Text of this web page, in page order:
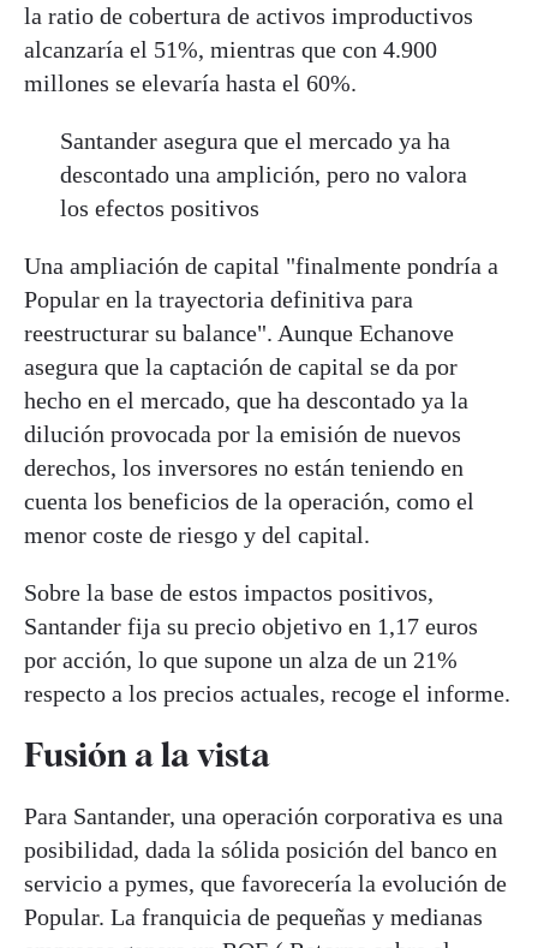
la ratio de cobertura de activos improductivos
alcanzaría el 51%, mientras que con 4.900
millones se elevaría hasta el 60%.
Santander asegura que el mercado ya ha
descontado una amplición, pero no valora
los efectos positivos
Una ampliación de capital "finalmente pondría a
Popular en la trayectoria definitiva para
reestructurar su balance". Aunque Echanove
asegura que la captación de capital se da por
hecho en el mercado, que ha descontado ya la
dilución provocada por la emisión de nuevos
derechos, los inversores no están teniendo en
cuenta los beneficios de la operación, como el
menor coste de riesgo y del capital.
Sobre la base de estos impactos positivos,
Santander fija su precio objetivo en 1,17 euros
por acción, lo que supone un alza de un 21%
respecto a los precios actuales, recoge el informe.
Fusión a la vista
Para Santander, una operación corporativa es una
posibilidad, dada la sólida posición del banco en
servicio a pymes, que favorecería la evolución de
Popular. La franquicia de pequeñas y medianas